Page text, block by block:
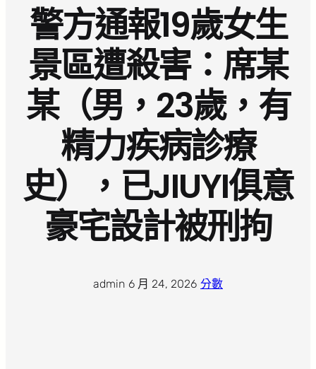
警方通報19歲女生
景區遭殺害：席某
某（男，23歲，有
精力疾病診療
史），已JIUYI俱意
豪宅設計被刑拘
admin 6 月 24, 2026 分數